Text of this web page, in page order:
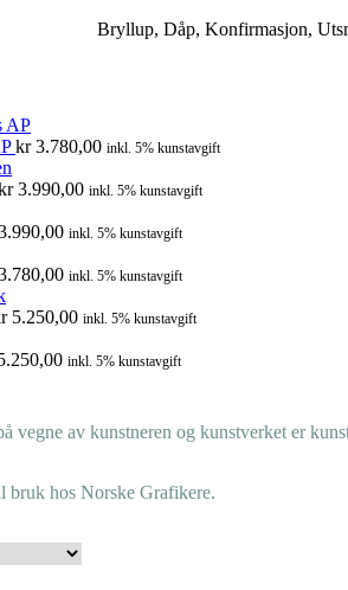
Bryllup, Dåp, Konfirmasjon,
kr3.780,00 inkl. 5% kunstavgift
3.990,00 inkl. 5% kunstavgift
inkl. 5% kunstavgift
inkl. 5% kunstavgift
5.250,00 inkl. 5% kunstavgift
inkl. 5% kunstavgift
vegne av kunstneren og kunstverket er
bruk hos Norske Grafikere.